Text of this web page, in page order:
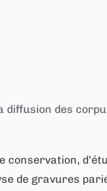
diffusion des
conservation,
de gravures